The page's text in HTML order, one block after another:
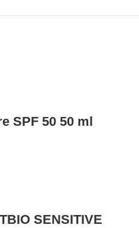
SPF 50 50 ml
SENSITIVE